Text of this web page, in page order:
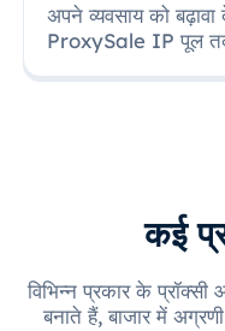
अपने व्यवसाय को
ProxySale IP पूल
कई
विभिन्न प्रकार के
बनाते हैं, बाजार में